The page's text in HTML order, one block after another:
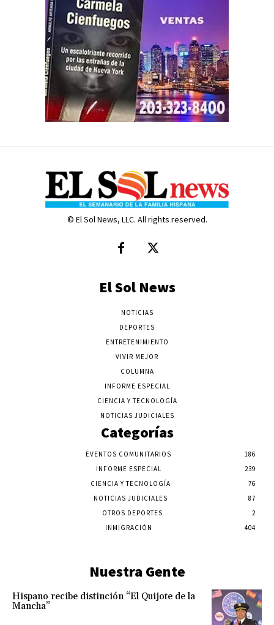
© El Sol News, LLC. All rights reserved.
El Sol News
NOTICIAS
DEPORTES
ENTRETENIMIENTO
VIVIR MEJOR
COLUMNA
INFORME ESPECIAL
CIENCIA Y TECNOLOGÍA
NOTICIAS JUDICIALES
Categorías
EVENTOS COMUNITARIOS
186
INFORME ESPECIAL
239
CIENCIA Y TECNOLOGÍA
76
NOTICIAS JUDICIALES
87
OTROS DEPORTES
2
INMIGRACIÓN
404
Nuestra Gente
Hispano recibe distinción “El Quijote de la
Mancha”